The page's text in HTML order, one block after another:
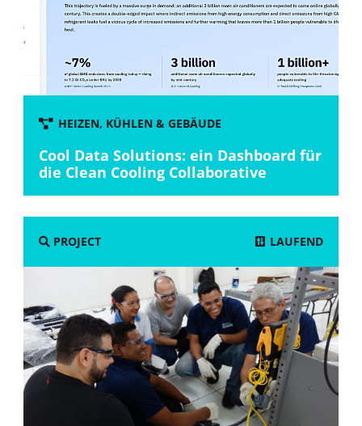
HEIZEN, KÜHLEN & GEBÄUDE
Cool Data Solutions: ein Dashboard für
die Clean Cooling Collaborative
PROJECT LAUFEND